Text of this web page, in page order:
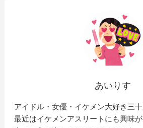
あいりす
アイドル・女優・イケメン大好き三
最近はイケメンアスリートにも興味が